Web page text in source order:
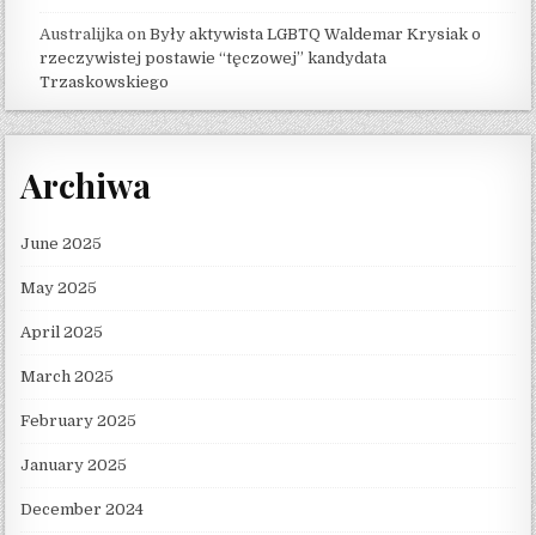
Australijka onByły aktywista LGBTQ Waldemar Krysiak o
rzeczywistej postawie “tęczowej” kandydata
Trzaskowskiego
Archiwa
June 2025
May 2025
April 2025
March 2025
February 2025
January 2025
December 2024